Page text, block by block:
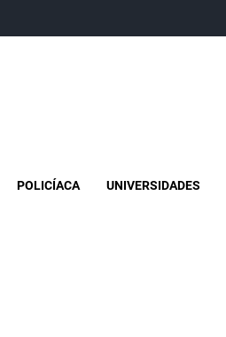
POLICÍACA UNIVERSIDADES